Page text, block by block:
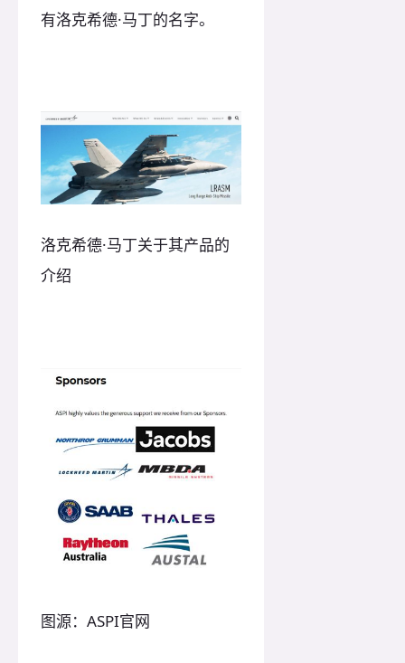
有洛克希德·马丁的名字。
洛克希德·马丁关于其产品的
介绍
图源：ASPI官网